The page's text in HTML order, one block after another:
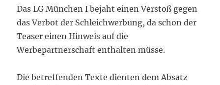
Das LG München I bejaht einen Verstoß gegen
das Verbot der Schleichwerbung, da schon der
Teaser einen Hinweis auf die
Werbepartnerschaft enthalten müsse.
Die betreffenden Texte dienten dem Absatz